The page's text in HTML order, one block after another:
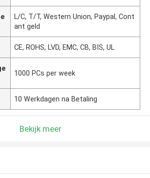
L/C, T/T, Western Union, Paypal, Cont
ant geld
CE, ROHS, LVD, EMC, CB, BIS, UL
1000 PCs per week
10 Werkdagen na Betaling
Bekijk meer